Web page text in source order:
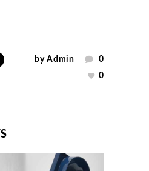
by Admin
0
0